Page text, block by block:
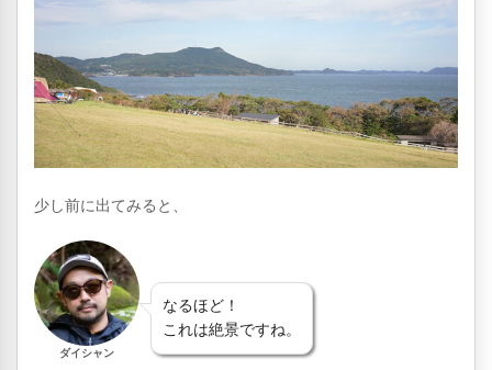
少し前に出てみると、
ダイシャン
なるほど！
これは絶景ですね。